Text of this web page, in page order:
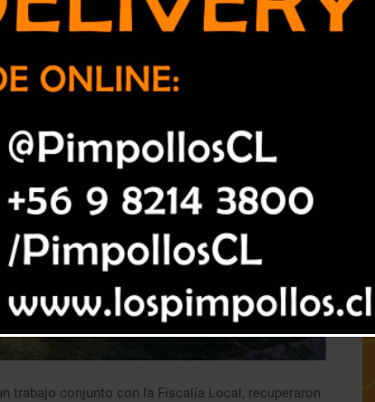
trabajo conjunto con la Fiscalía Local, recuperaron